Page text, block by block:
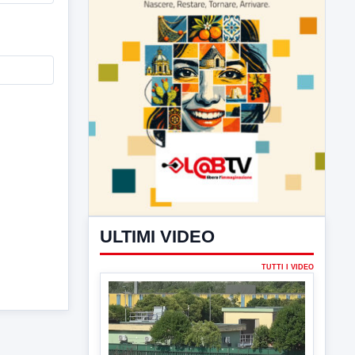
ULTIMI VIDEO
TUTTI I VIDEO